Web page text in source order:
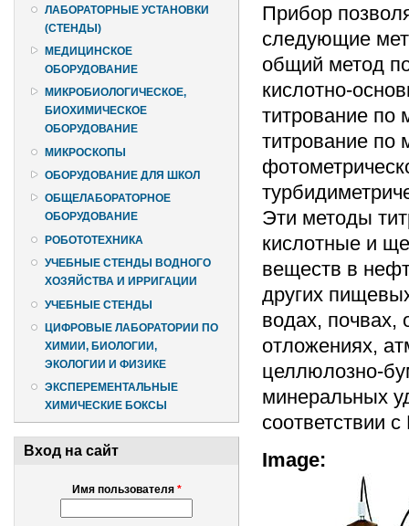
ЛАБОРАТОРНЫЕ УСТАНОВКИ
(СТЕНДЫ)
МЕДИЦИНСКОЕ
ОБОРУДОВАНИЕ
МИКРОБИОЛОГИЧЕСКОЕ,
БИОХИМИЧЕСКОЕ
ОБОРУДОВАНИЕ
МИКРОСКОПЫ
ОБОРУДОВАНИЕ ДЛЯ ШКОЛ
ОБЩЕЛАБОРАТОРНОЕ
ОБОРУДОВАНИЕ
РОБОТОТЕХНИКА
УЧЕБНЫЕ СТЕНДЫ ВОДНОГО
ХОЗЯЙСТВА И ИРРИГАЦИИ
УЧЕБНЫЕ СТЕНДЫ
ЦИФРОВЫЕ ЛАБОРАТОРИИ ПО
ХИМИИ, БИОЛОГИИ,
ЭКОЛОГИИ И ФИЗИКЕ
ЭКСПЕРЕМЕНТАЛЬНЫЕ
ХИМИЧЕСКИЕ БОКСЫ
Вход на сайт
Имя пользователя *
Прибор
следующие
общий метод
кислотно-
титрование по
титрование по
Эти методы
кислотные и
веществ в
других
водах, почвах,
отложениях,
целлюлозно-
минеральных
соответствии
Image: